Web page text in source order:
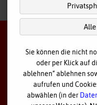
2026 Bayerisches
Sie können die nicht
oder per Klick auf
ablehnen” ablehnen
aufrufen und
abwählen (in der